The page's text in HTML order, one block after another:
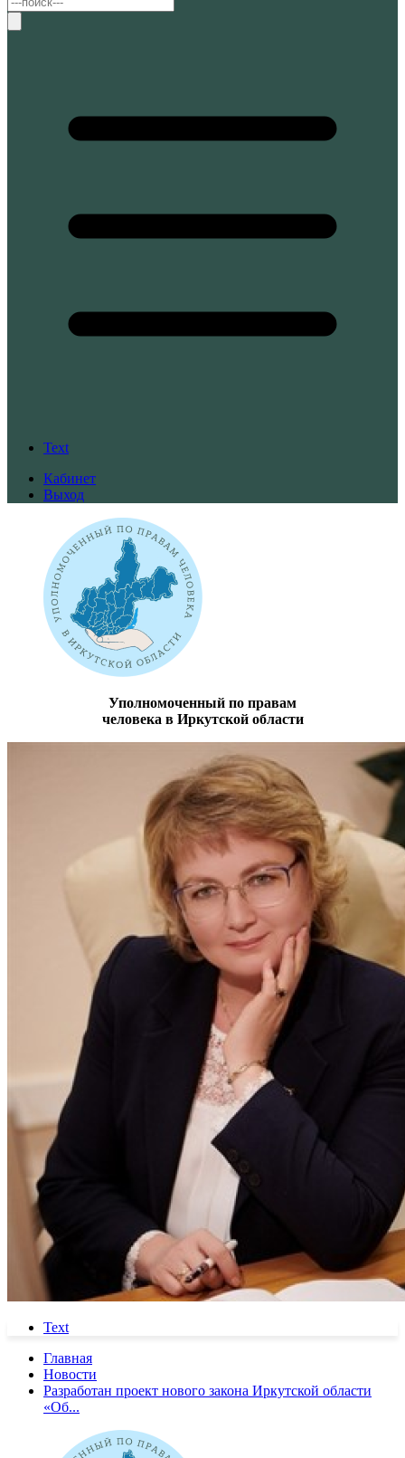
Text
Кабинет
Выход
Уполномоченный по правам
человека в Иркутской области
Text
Главная
Новости
Разработан проект нового закона Иркутской области
«Об...